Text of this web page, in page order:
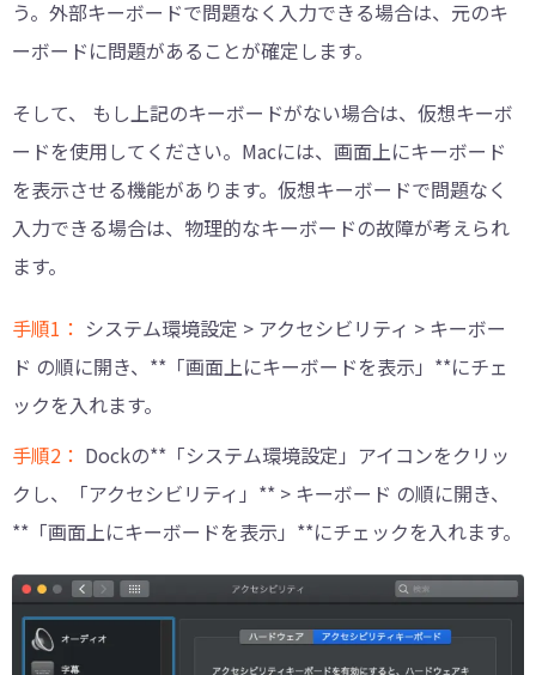
う。外部キーボードで問題なく入力できる場合は、元のキ
ーボードに問題があることが確定します。
そして、 もし上記のキーボードがない場合は、仮想キーボ
ードを使用してください。Macには、画面上にキーボード
を表示させる機能があります。仮想キーボードで問題なく
入力できる場合は、物理的なキーボードの故障が考えられ
ます。
手順1： システム環境設定 > アクセシビリティ > キーボー
ド の順に開き、**「画面上にキーボードを表示」**にチェ
ックを入れます。
手順2： Dockの**「システム環境設定」アイコンをクリッ
クし、「アクセシビリティ」** > キーボード の順に開き、
**「画面上にキーボードを表示」**にチェックを入れます。